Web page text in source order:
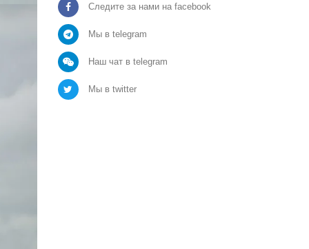
Следите за нами на facebook
Мы в telegram
Наш чат в telegram
Мы в twitter